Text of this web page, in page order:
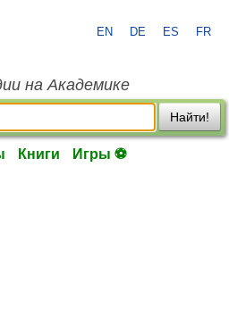
EN DE ES FR
на Академике
Найти!
Книги Игры ⚽